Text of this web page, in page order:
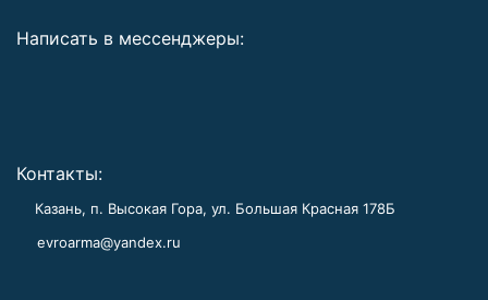
Написать в мессенджеры:
Контакты:
Казань, п. Высокая Гора, ул. Большая Красная 178Б
evroarma@yandex.ru